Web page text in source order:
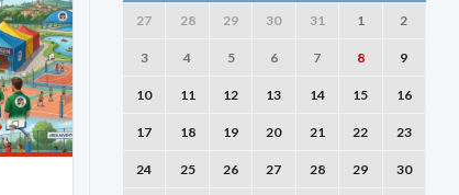
27 28 29 30 31 1 2
3 4 5 6 7 8 9
10 11 12 13 14 15 16
17 18 19 20 21 22 23
24 25 26 27 28 29 30